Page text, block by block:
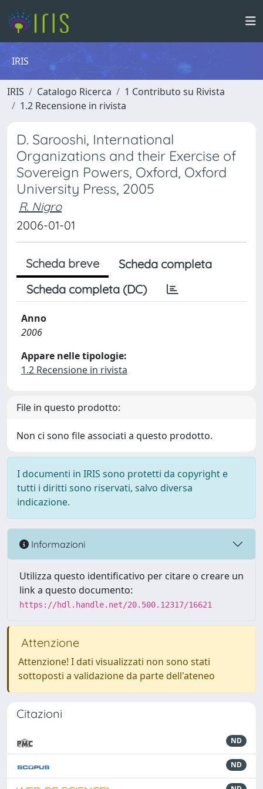
IRIS
IRIS Catalogo Ricerca
1 Contributo su Rivista
1.2 Recensione in rivista
D. Sarooshi, International
Organizations and their Exercise of
Sovereign Powers, Oxford, Oxford
University Press, 2005
R. Nigro
2006-01-01
Scheda breve
Scheda completa
Scheda completa (DC)
Anno
2006
Appare nelle tipologie:
1.2 Recensione in rivista
File in questo prodotto:
Non ci sono file associati a questo prodotto.
I documenti in IRIS sono protetti da copyright e
tutti i diritti sono riservati, salvo diversa
indicazione.
Informazioni
Utilizza questo identificativo per citare o creare un
link a questo documento:
https://hdl.handle.net/20.500.12317/16621
Attenzione
Attenzione! I dati visualizzati non sono stati
sottoposti a validazione da parte dell'ateneo
Citazioni
ND
ND